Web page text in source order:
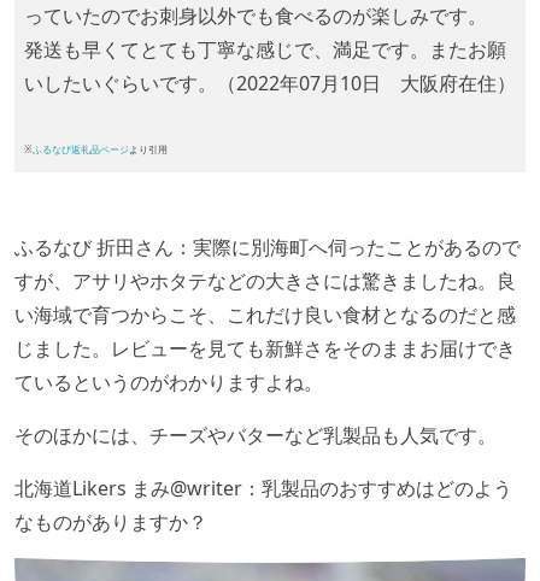
っていたのでお刺身以外でも食べるのが楽しみです。
発送も早くてとても丁寧な感じで、満足です。またお願
いしたいぐらいです。（2022年07月10日 大阪府在住）
※ ふるなび返礼品ページ より引用
ふるなび 折田さん：実際に別海町へ伺ったことがあるので
すが、アサリやホタテなどの大きさには驚きましたね。良
い海域で育つからこそ、これだけ良い食材となるのだと感
じました。レビューを見ても新鮮さをそのままお届けでき
ているというのがわかりますよね。
そのほかには、チーズやバターなど乳製品も人気です。
北海道Likers まみ@writer：乳製品のおすすめはどのよう
なものがありますか？